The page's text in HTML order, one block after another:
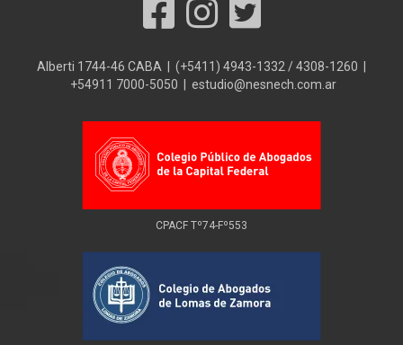
Alberti 1744-46 CABA | (+5411) 4943-1332 / 4308-1260 |
+54911 7000-5050 | estudio@nesnech.com.ar
CPACF Tº74-Fº553